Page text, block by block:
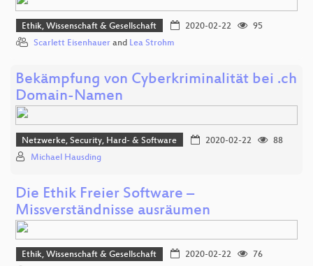
Ethik, Wissenschaft & Gesellschaft 2020-02-22
95
Scarlett Eisenhauer and Lea Strohm
Bekämpfung von Cyberkriminalität bei .ch
Domain-Namen
Netzwerke, Security, Hard- & Software 2020-02-22
88
Michael Hausding
Die Ethik Freier Software –
Missverständnisse ausräumen
Ethik, Wissenschaft & Gesellschaft 2020-02-22
76